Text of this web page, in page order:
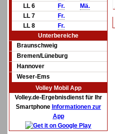
LL 6
Fr.
Mä.
LL 7
Fr.
LL 8
Fr.
Unterbereiche
Braunschweig
Bremen/Lüneburg
Hannover
Weser-Ems
Volley Mobil App
Volley.de-Ergebnisdienst für Ihr
Smartphone Informationen zur
App